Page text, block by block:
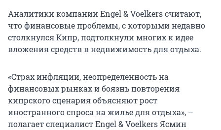
Аналитики компании Engel & Voelkers считают,
что финансовые проблемы, с которыми недавно
столкнулся Кипр, подтолкнули многих к идее
вложения средств в недвижимость для отдыха.
«Страх инфляции, неопределенность на
финансовых рынках и боязнь повторения
кипрского сценария объясняют рост
иностранного спроса на жилье для отдыха», –
полагает специалист Engel & Voelkers Ясмин